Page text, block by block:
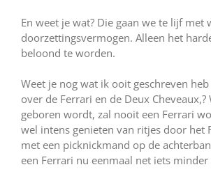
En weet je wat? Die gaan we te lijf met
doorzettingsvermogen. Alleen het
beloond te worden.
Weet je nog wat ik ooit geschreven
over de Ferrari en de Deux Cheveaux,?
geboren wordt, zal nooit een Ferrari
wel intens genieten van ritjes door het
met een picknickmand op de
een Ferrari nu eenmaal net iets